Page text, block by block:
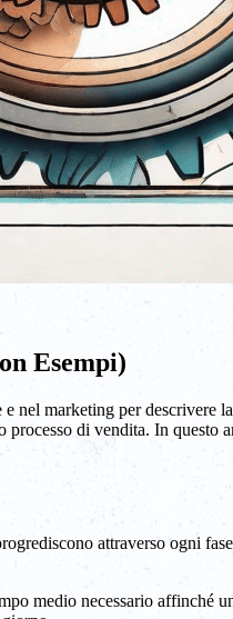
Esempi)
nel marketing per
di vendita. In
attraverso ogni
medio necessario